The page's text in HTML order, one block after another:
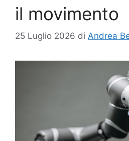
il movimento
25 Luglio 2026 di Andrea